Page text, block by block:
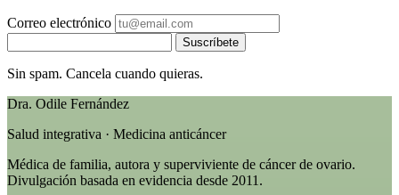
Correo electrónico
Suscríbete
Sin spam. Cancela cuando quieras.
Dra. Odile Fernández
Salud integrativa · Medicina anticáncer
Médica de familia, autora y superviviente de cáncer de ovario.
Divulgación basada en evidencia desde 2011.